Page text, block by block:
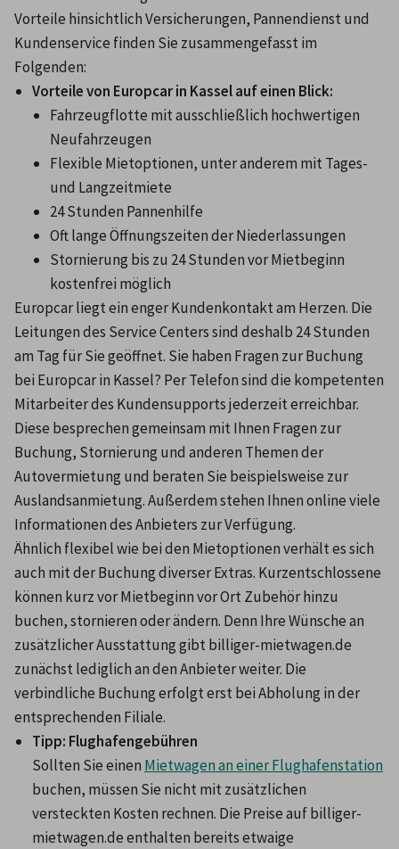
Vorteile hinsichtlich Versicherungen, Pannendienst und
Kundenservice finden Sie zusammengefasst im
Folgenden:
Vorteile von Europcar in Kassel auf einen Blick:
Fahrzeugflotte mit ausschließlich hochwertigen
Neufahrzeugen
Flexible Mietoptionen, unter anderem mit Tages-
und Langzeitmiete
24 Stunden Pannenhilfe
Oft lange Öffnungszeiten der Niederlassungen
Stornierung bis zu 24 Stunden vor Mietbeginn
kostenfrei möglich
Europcar liegt ein enger Kundenkontakt am Herzen. Die
Leitungen des Service Centers sind deshalb 24 Stunden
am Tag für Sie geöffnet. Sie haben Fragen zur Buchung
bei Europcar in Kassel? Per Telefon sind die kompetenten
Mitarbeiter des Kundensupports jederzeit erreichbar.
Diese besprechen gemeinsam mit Ihnen Fragen zur
Buchung, Stornierung und anderen Themen der
Autovermietung und beraten Sie beispielsweise zur
Auslandsanmietung. Außerdem stehen Ihnen online viele
Informationen des Anbieters zur Verfügung.
Ähnlich flexibel wie bei den Mietoptionen verhält es sich
auch mit der Buchung diverser Extras. Kurzentschlossene
können kurz vor Mietbeginn vor Ort Zubehör hinzu
buchen, stornieren oder ändern. Denn Ihre Wünsche an
zusätzlicher Ausstattung gibt billiger-mietwagen.de
zunächst lediglich an den Anbieter weiter. Die
verbindliche Buchung erfolgt erst bei Abholung in der
entsprechenden Filiale.
Tipp: Flughafengebühren
Sollten Sie einen Mietwagen an einer Flughafenstation
buchen, müssen Sie nicht mit zusätzlichen
versteckten Kosten rechnen. Die Preise auf billiger-
mietwagen.de enthalten bereits etwaige